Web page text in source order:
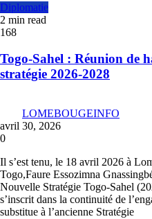
Diplomatie
2 min read
168
Togo-Sahel : Réunion de
stratégie 2026-2028
LOMEBOUGEINFO
avril 30, 2026
0
Il s’est tenu, le 18 avril 2026 à
Togo,Faure Essozimna
Nouvelle Stratégie Togo-Sahel
s’inscrit dans la continuité de
substitue à l’ancienne Stratégie